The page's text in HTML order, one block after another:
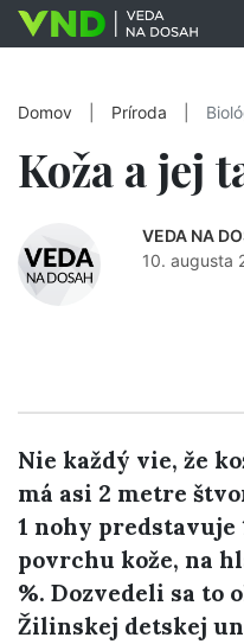
Domov Príroda
Koža a jej
VEDA NA
10. augusta
Nie každý vie, že
má asi 2 metre
1 nohy predstavuje
povrchu kože, na
%. Dozvedeli sa to
Žilinskej detskej